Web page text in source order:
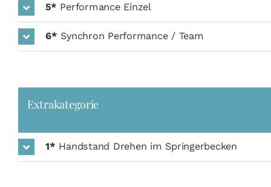
5* Performance Einzel
6* Synchron Performance / Team
Extrakategorie
1* Handstand Drehen im Springerbecken